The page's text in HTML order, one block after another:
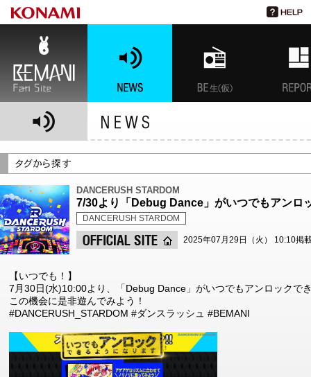
DANCERUSH STARDOM
7/30より「Debug Dance」がいつでもアンロ
DANCERUSH STARDOM
2025年07月29日（火） 10:10掲
【いつでも！】
7月30日(水)10:00より、「Debug Dance」がいつでもアンロックで
この機会に是非遊んでみよう！
#DANCERUSH_STARDOM #ダンスラッシュ #BEMANI